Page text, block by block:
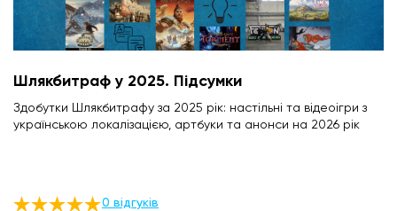
Шлякбитраф у 2025. Підсумки
Здобутки Шлякбитрафу за 2025 рік: настільні та відеоігри з
українською локалізацією, артбуки та анонси на 2026 рік
0 відгуків